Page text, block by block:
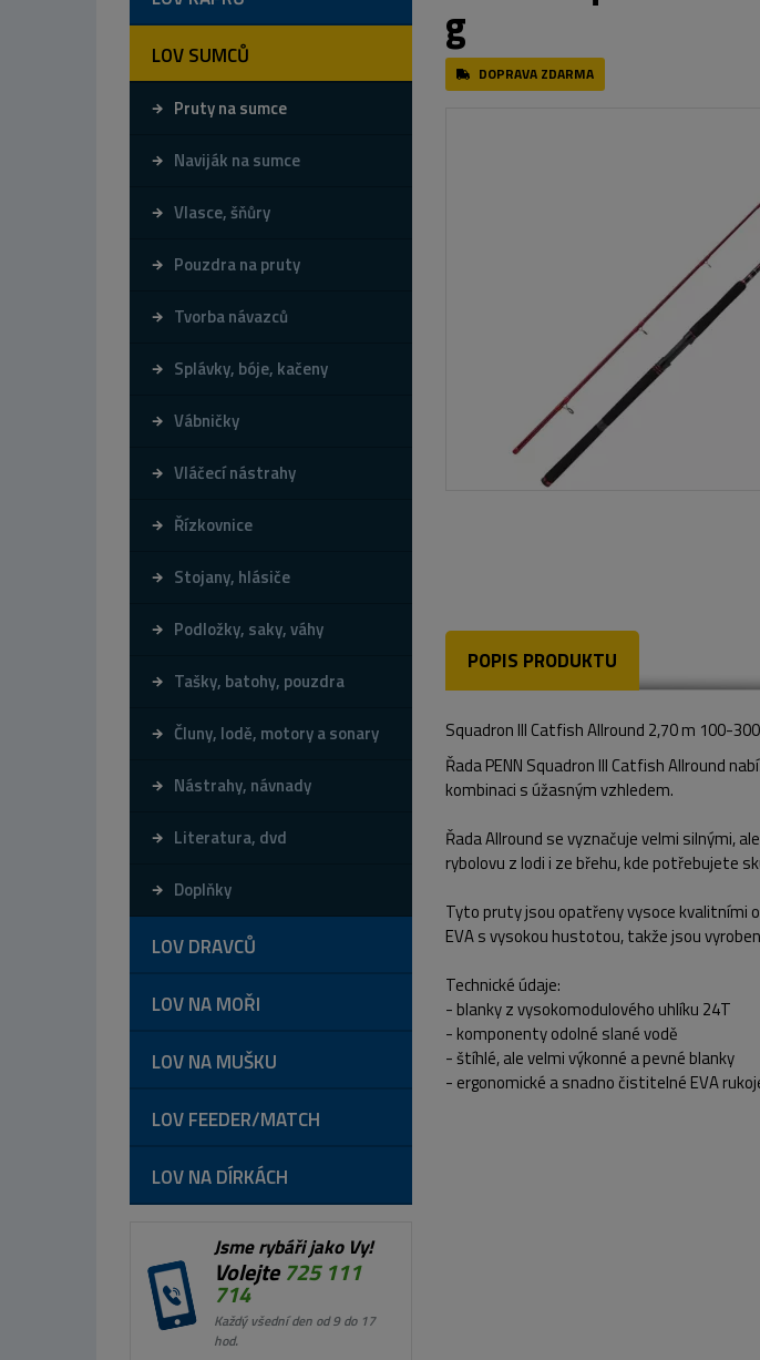
LOV SUMCŮ
Pruty na sumce
Naviják na sumce
Vlasce, šňůry
Pouzdra na pruty
Tvorba návazců
Splávky, bóje, kačeny
Vábničky
Vláčecí nástrahy
Řízkovnice
Stojany, hlásiče
Podložky, saky, váhy
Tašky, batohy, pouzdra
Čluny, lodě, motory a sonary
Nástrahy, návnady
Literatura, dvd
Doplňky
LOV DRAVCŮ
LOV NA MOŘI
LOV NA MUŠKU
LOV FEEDER/MATCH
LOV NA DÍRKÁCH
Jsme rybáři jako Vy!
Volejte725 111
714
Každý všední den od 9 do 17
hod.
g
DOPRAVA ZDARMA
POPIS PRODUKTU
Squadron III Catfish Allround 2,70 m 100-
Řada PENN Squadron III Catfish Allround
kombinaci s úžasným vzhledem.
Řada Allround se vyznačuje velmi silnými,
rybolovu z lodi i ze břehu, kde potřebujete
Tyto pruty jsou opatřeny vysoce kvalitními
EVA s vysokou hustotou, takže jsou
Technické údaje:
- blanky z vysokomodulového uhlíku 24T
- komponenty odolné slané vodě
- štíhlé, ale velmi výkonné a pevné blanky
- ergonomické a snadno čistitelné EVA